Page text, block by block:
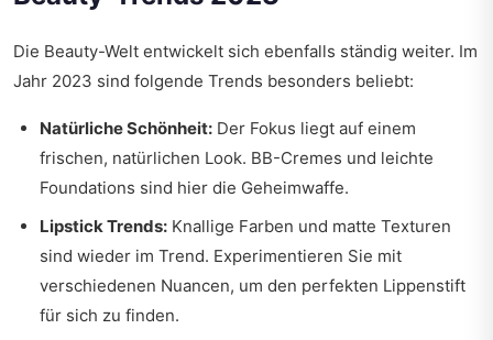
Die Beauty-Welt entwickelt sich ebenfalls ständig weiter. Im
Jahr 2023 sind folgende Trends besonders beliebt:
Natürliche Schönheit: Der Fokus liegt auf einem
frischen, natürlichen Look. BB-Cremes und leichte
Foundations sind hier die Geheimwaffe.
Lipstick Trends: Knallige Farben und matte Texturen
sind wieder im Trend. Experimentieren Sie mit
verschiedenen Nuancen, um den perfekten Lippenstift
für sich zu finden.